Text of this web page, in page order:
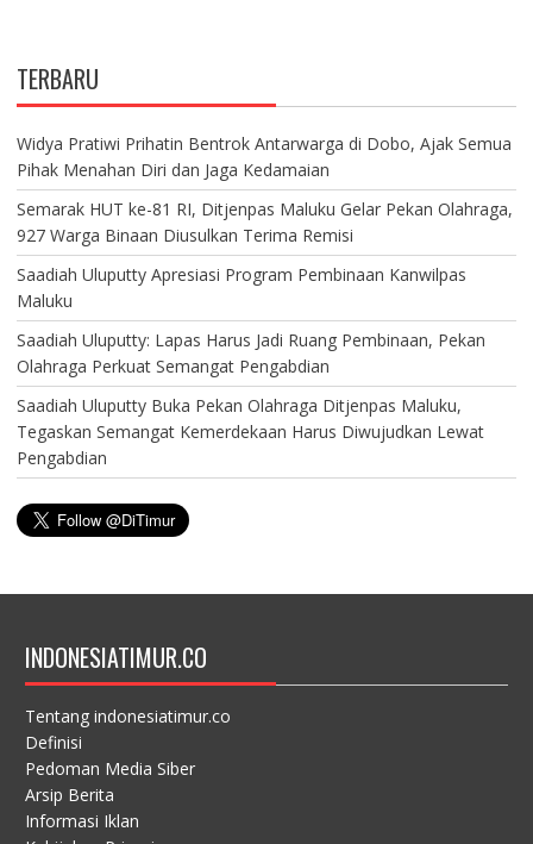
TERBARU
Widya Pratiwi Prihatin Bentrok Antarwarga di Dobo, Ajak Semua
Pihak Menahan Diri dan Jaga Kedamaian
Semarak HUT ke-81 RI, Ditjenpas Maluku Gelar Pekan Olahraga,
927 Warga Binaan Diusulkan Terima Remisi
Saadiah Uluputty Apresiasi Program Pembinaan Kanwilpas
Maluku
Saadiah Uluputty: Lapas Harus Jadi Ruang Pembinaan, Pekan
Olahraga Perkuat Semangat Pengabdian
Saadiah Uluputty Buka Pekan Olahraga Ditjenpas Maluku,
Tegaskan Semangat Kemerdekaan Harus Diwujudkan Lewat
Pengabdian
INDONESIATIMUR.CO
Tentang indonesiatimur.co
Definisi
Pedoman Media Siber
Arsip Berita
Informasi Iklan